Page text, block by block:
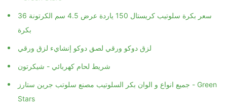
سعر بكرة سلوتيب كريستال 150 ياردة عرض 4.5 سم الكرتونة 36
بكرة
لزق دوكو ورقي لصق دوكو إنشايء لزق ورقي
شريط لحام كهربائي - شيكرتون
جميع انواع و الوان بكر السلوتيب مصنع سلوتب جرين ستارز - Green
Stars